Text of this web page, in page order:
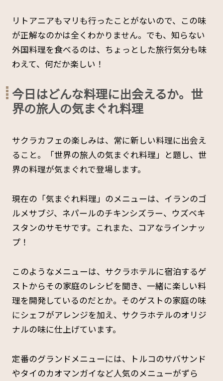
リトアニアもマリも行ったことがないので、この味
が正解なのかは全くわかりません。でも、知らない
外国料理を食べるのは、ちょっとした旅行気分も味
わえて、何だか楽しい！
今日はどんな料理に出会えるか。世
界の旅人の気まぐれ料理
サクラカフェの楽しみは、常に新しい料理に出会え
ること。「世界の旅人の気まぐれ料理」と題し、世
界の料理が気まぐれで登場します。
現在の「気まぐれ料理」のメニューは、イランのゴ
ルメサブジ、ネパールのチキンシズラー、ウズベキ
スタンのサモサです。これまた、コアなラインナッ
プ！
このようなメニューは、サクラホテルに宿泊するゲ
ストからその家庭のレシピを聞き、一緒に楽しい料
理を開発しているのだとか。そのゲストの家庭の味
にシェフがアレンジを加え、サクラホテルのオリジ
ナルの味に仕上げています。
定番のグランドメニューには、トルコのサバサンド
やタイのカオマンガイなど人気のメニューがずら